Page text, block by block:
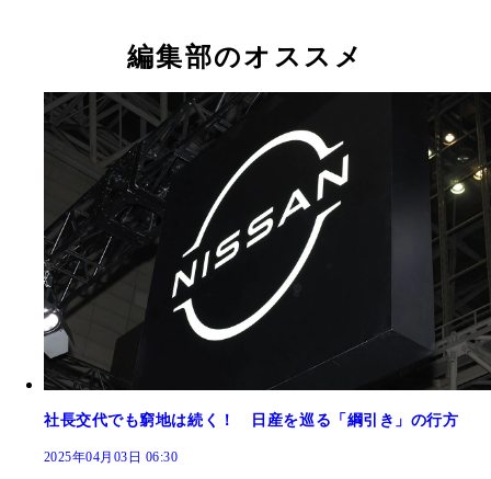
編集部のオススメ
社長交代でも窮地は続く！ 日産を巡る「綱引き」の行方
2025年04月03日 06:30